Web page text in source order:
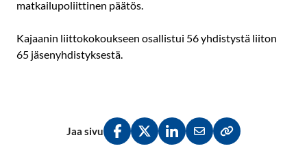
matkailupoliittinen päätös.
Kajaanin liittokokoukseen osallistui 56 yhdistystä liiton
65 jäsenyhdistyksestä.
Jaa sivu
Jaa Facebookissa
Jaa Twitterissä
Jaa LinkedInissä
Jaa sähköpostitse
Kopioi linkki